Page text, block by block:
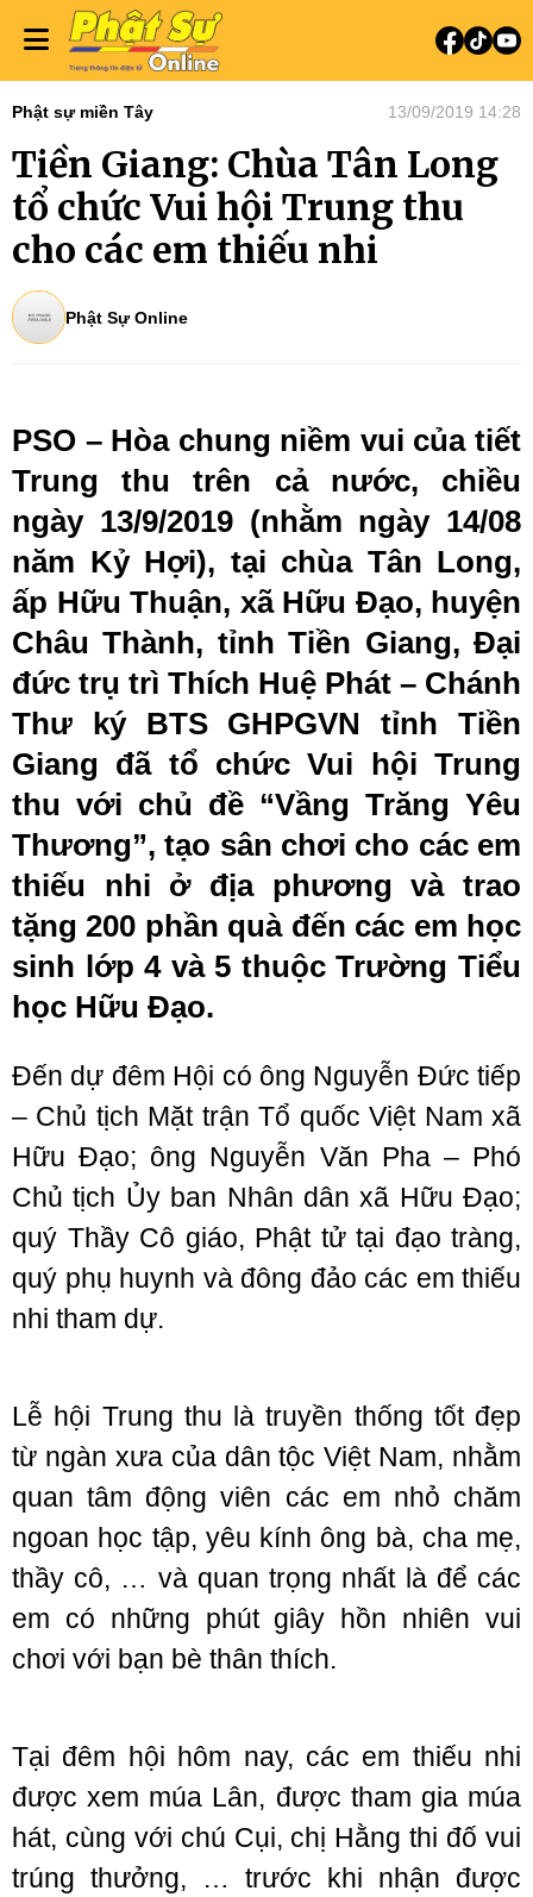
Phật sự miền Tây 13/09/2019 14:28
Tiền Giang: Chùa Tân Long
tổ chức Vui hội Trung thu
cho các em thiếu nhi
Phật Sự Online
PSO – Hòa chung niềm vui của tiết
Trung thu trên cả nước, chiều
ngày 13/9/2019 (nhằm ngày 14/08
năm Kỷ Hợi), tại chùa Tân Long,
ấp Hữu Thuận, xã Hữu Đạo, huyện
Châu Thành, tỉnh Tiền Giang, Đại
đức trụ trì Thích Huệ Phát – Chánh
Thư ký BTS GHPGVN tỉnh Tiền
Giang đã tổ chức Vui hội Trung
thu với chủ đề “Vầng Trăng Yêu
Thương”, tạo sân chơi cho các em
thiếu nhi ở địa phương và trao
tặng 200 phần quà đến các em học
sinh lớp 4 và 5 thuộc Trường Tiểu
học Hữu Đạo.
Đến dự đêm Hội có ông Nguyễn Đức tiếp
– Chủ tịch Mặt trận Tổ quốc Việt Nam xã
Hữu Đạo; ông Nguyễn Văn Pha – Phó
Chủ tịch Ủy ban Nhân dân xã Hữu Đạo;
quý Thầy Cô giáo, Phật tử tại đạo tràng,
quý phụ huynh và đông đảo các em thiếu
nhi tham dự.
Lễ hội Trung thu là truyền thống tốt đẹp
từ ngàn xưa của dân tộc Việt Nam, nhằm
quan tâm động viên các em nhỏ chăm
ngoan học tập, yêu kính ông bà, cha mẹ,
thầy cô, … và quan trọng nhất là để các
em có những phút giây hồn nhiên vui
chơi với bạn bè thân thích.
Tại đêm hội hôm nay, các em thiếu nhi
được xem múa Lân, được tham gia múa
hát, cùng với chú Cụi, chị Hằng thi đố vui
trúng thưởng, … trước khi nhận được